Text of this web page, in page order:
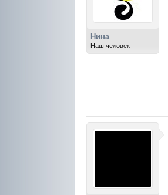
Нина
Наш человек